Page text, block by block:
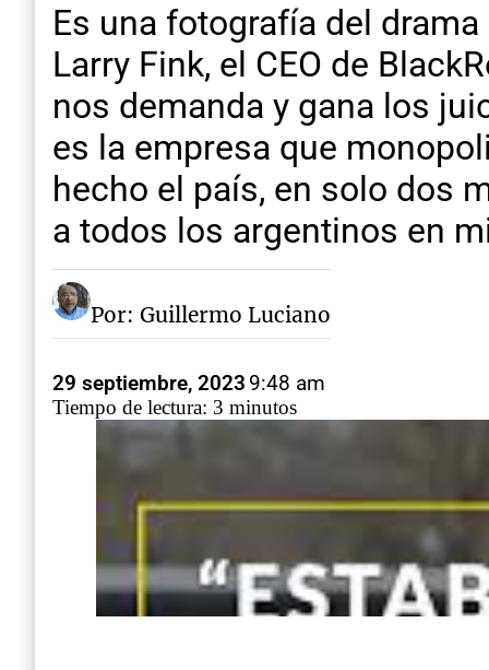
Es una fotografía del
Larry Fink, el CEO de
nos demanda y gana los
es la empresa que
hecho el país, en solo dos
a todos los argentinos en
Por: Guillermo Luciano
29 septiembre, 2023 9:48 am
Tiempo de lectura: 3 minutos